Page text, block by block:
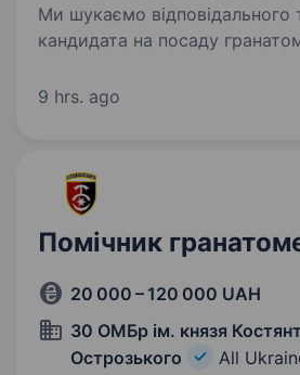
Ми шукаємо відповідального
кандидата на посаду
обов’язки включають
9 hrs. ago
Помічник
20 000 – 120 000 UAH
30 ОМБр ім. князя
Острозького
All